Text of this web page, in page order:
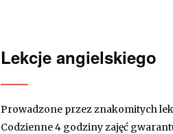
Lekcje angielskiego
Prowadzone przez znakomitych
Codzienne 4 godziny zajęć